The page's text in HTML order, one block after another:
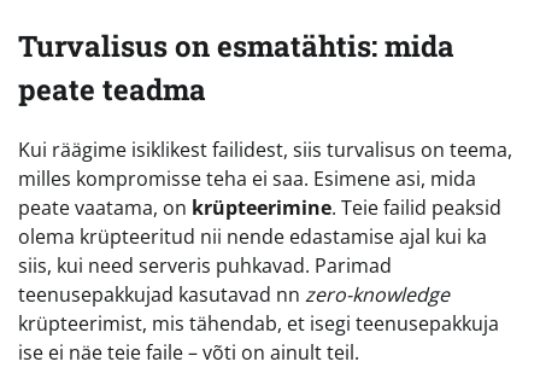
Turvalisus on esmatähtis: mida
peate teadma
Kui räägime isiklikest failidest, siis turvalisus on teema,
milles kompromisse teha ei saa. Esimene asi, mida
peate vaatama, on krüpteerimine. Teie failid peaksid
olema krüpteeritud nii nende edastamise ajal kui ka
siis, kui need serveris puhkavad. Parimad
teenusepakkujad kasutavad nn zero-knowledge
krüpteerimist, mis tähendab, et isegi teenusepakkuja
ise ei näe teie faile – võti on ainult teil.